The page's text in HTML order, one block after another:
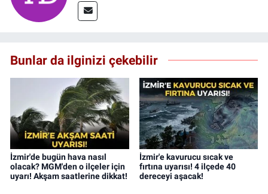
Bunlar da ilginizi çekebilir
İzmir'de bugün hava nasıl
olacak? MGM'den o ilçeler için
uyarı! Akşam saatlerine dikkat!
İzmir'e kavurucu sıcak ve
fırtına uyarısı! 4 ilçede 40
dereceyi aşacak!